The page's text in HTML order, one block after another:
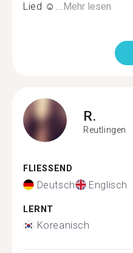
Lied ☺...Mehr lesen
R.
Reutlingen
FLIESSEND
Deutsch Englisch
LERNT
Koreanisch